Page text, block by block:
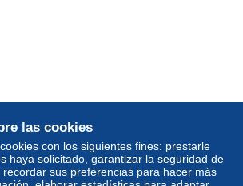
Una compra no pagada
al pago, estas se considerarán
de pago de la página web
y como se definen en las
pagarse en un plazo de14
la recepción de la declaración final
vendedor
las cookies
con los siguientes fines: prestarle
haya solicitado, garantizar la seguridad de
sus preferencias para hacer más